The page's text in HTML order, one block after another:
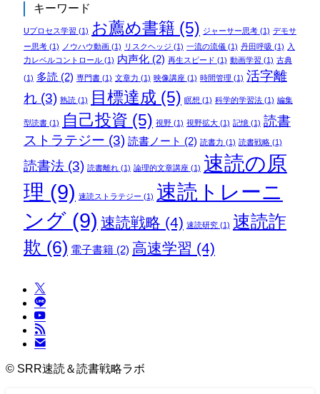
キーワード
Uプロセス学習 (1) お薦め書籍 (5) ジャーサー思考(1) デモサ
ー思考(1) ノウハウ動画(1) リスクヘッジ (1) 一流の流儀(1) 丹田呼吸 (1) 入
力レベルコントロール(1) 内声化(2) 再生スピード (1) 動画学習 (1) 古典
(1) 多読 (2) 専門書(1) 文章力 (1) 映像講座(1) 時間管理 (1) 活字離
れ(3) 熟読(1) 目標達成 (5) 瞑想 (1) 科学的学習法(1) 編集
型読書(1) 自己投資 (5) 視野(1) 視野拡大(1) 記憶(1) 読書
ストラテジー (3) 読書ノート (2) 読書力 (1) 読書戦略(1)
読書法(3) 読書離れ(1) 論理的文章講座(1) 速読の原
理 (9) 速読ストラテジー (1) 速読トレーニ
ング(9) 速読戦略 (4) 速読研究(1) 速読詐
欺 (6) 電子書籍(2) 高速学習 (4)
© SRR速読＆読書戦略ラボ